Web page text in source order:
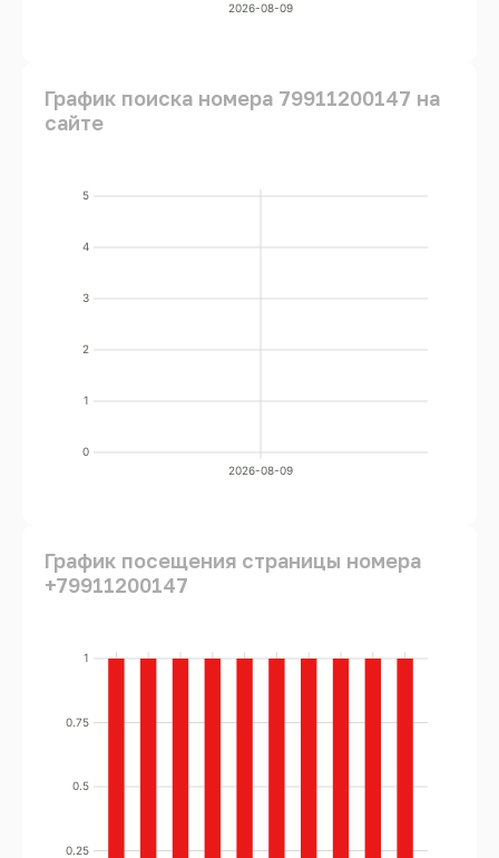
2026-08-09
График поиска номера 79911200147 на
сайте
0
1
2
3
4
5
2026-08-09
График посещения страницы номера
+79911200147
0.25
0.5
0.75
1